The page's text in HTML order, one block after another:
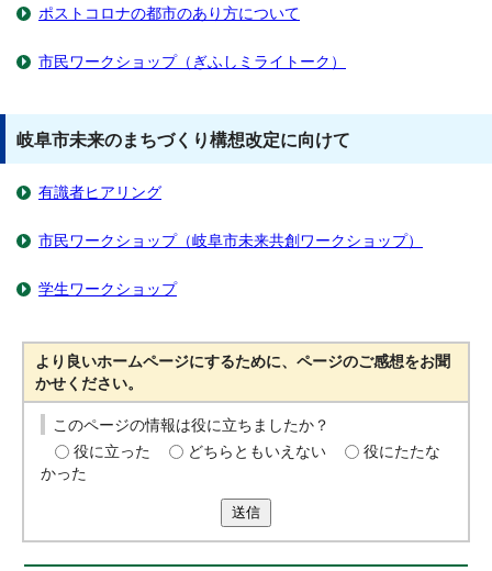
ポストコロナの都市のあり方について
市民ワークショップ（ぎふしミライトーク）
岐阜市未来のまちづくり構想改定に向けて
有識者ヒアリング
市民ワークショップ（岐阜市未来共創ワークショップ）
学生ワークショップ
より良いホームページにするために、ページのご感想をお聞
かせください。
このページの情報は役に立ちましたか？
役に立った
どちらともいえない
役にたたな
かった
送信